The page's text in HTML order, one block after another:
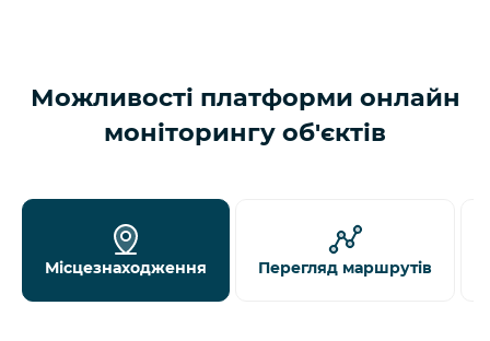
Можливості платформи онлайн
моніторингу об'єктів
Місцезнаходження Перегляд маршрутів